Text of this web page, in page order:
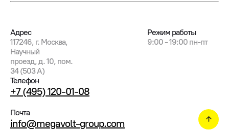
Адрес
117246, г. Москва,
Научный
проезд, д. 10, пом.
34 (503 А)
Режим работы
9:00 - 19:00 пн-пт
Телефон
+7 (495) 120-01-08
Почта
info@megavolt-group.com